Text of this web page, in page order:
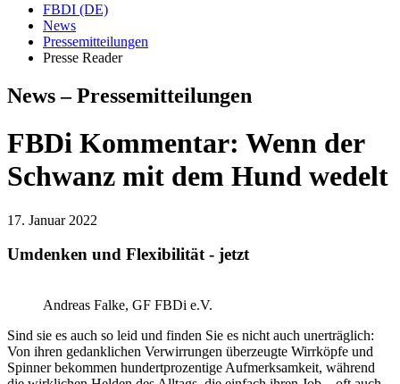
FBDI (DE)
News
Pressemitteilungen
Presse Reader
News – Pressemitteilungen
FBDi Kommentar: Wenn der
Schwanz mit dem Hund wedelt
17. Januar 2022
Umdenken und Flexibilität - jetzt
Andreas Falke, GF FBDi e.V.
Sind sie es auch so leid und finden Sie es nicht auch unerträglich:
Von ihren gedanklichen Verwirrungen überzeugte Wirrköpfe und
Spinner bekommen hundertprozentige Aufmerksamkeit, während